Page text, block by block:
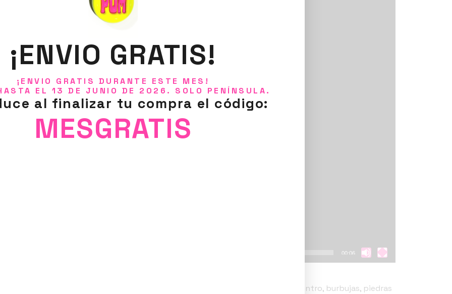
00:06
Anillos interactivos hecho a mano con líquido dentro, burbujas, piedras
¡ENVIO GRATIS!
¡ENVIO GRATIS DURANTE ESTE MES!
EL 13 DE JUNIO DE 2026. SOLO PENÍNSULA.
al finalizar tu compra el código:
MESGRATIS